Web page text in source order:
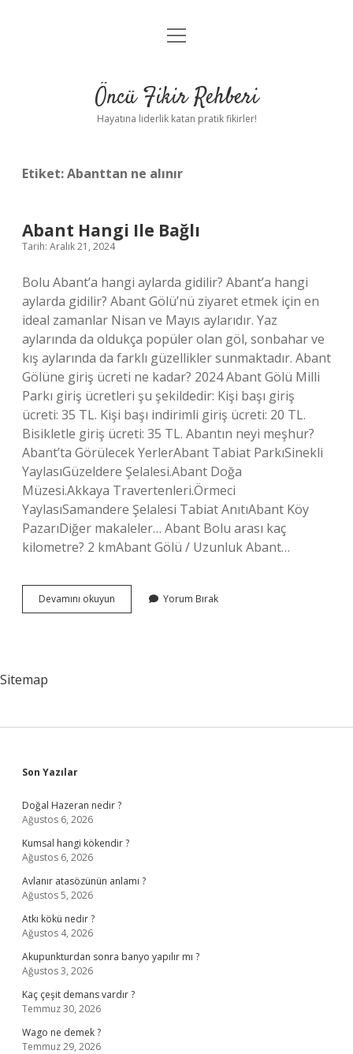
Anasayfa
Yasal Uyarı
menüyü
Öncü Fikir Rehberi
Hayatına liderlik katan pratik fikirler!
Etiket:Abanttan ne alınır
Abant Hangi Ile Bağlı
Tarih: Aralık 21, 2024
Bolu Abant’a hangi aylarda gidilir? Abant’a hangi
aylarda gidilir? Abant Gölü’nü ziyaret etmek için en
ideal zamanlar Nisan ve Mayıs aylarıdır. Yaz
aylarında da oldukça popüler olan göl, sonbahar ve
kış aylarında da farklı güzellikler sunmaktadır. Abant
Gölüne giriş ücreti ne kadar? 2024 Abant Gölü Milli
Parkı giriş ücretleri şu şekildedir: Kişi başı giriş
ücreti: 35 TL. Kişi başı indirimli giriş ücreti: 20 TL.
Bisikletle giriş ücreti: 35 TL. Abantın neyi meşhur?
Abant’ta Görülecek YerlerAbant Tabiat ParkıSinekli
YaylasıGüzeldere Şelalesi.Abant Doğa
Müzesi.Akkaya Travertenleri.Örmeci
YaylasıSamandere Şelalesi Tabiat AnıtıAbant Köy
PazarıDiğer makaleler… Abant Bolu arası kaç
kilometre? 2 kmAbant Gölü / Uzunluk Abant…
Devamını okuyun
Hangi
Yorum Bırak
Sitemap
Sidebar
Son Yazılar
Doğal Hazeran nedir ?
Ağustos 6, 2026
Kumsal hangi kökendir ?
Ağustos 6, 2026
Avlanır atasözünün anlamı ?
Ağustos 5, 2026
Atkı kökü nedir ?
Ağustos 4, 2026
Akupunkturdan sonra banyo yapılır mı ?
Ağustos 3, 2026
Kaç çeşit demans vardır ?
Temmuz 30, 2026
Wago ne demek ?
Temmuz 29, 2026